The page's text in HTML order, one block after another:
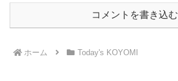
コメントを書き込む
ホーム Today's KOYOMI